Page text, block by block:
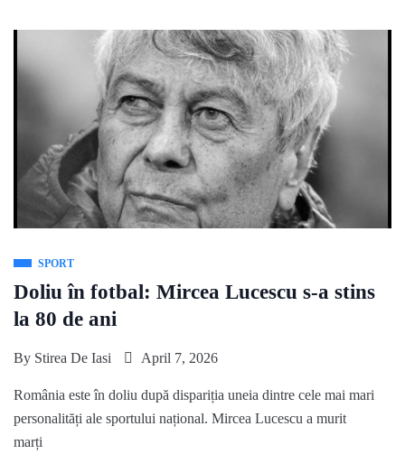
SPORT
Doliu în fotbal: Mircea Lucescu s-a stins
la 80 de ani
By Stirea De Iasi April 7, 2026
România este în doliu după dispariția uneia dintre cele mai mari
personalități ale sportului național. Mircea Lucescu a murit
marți